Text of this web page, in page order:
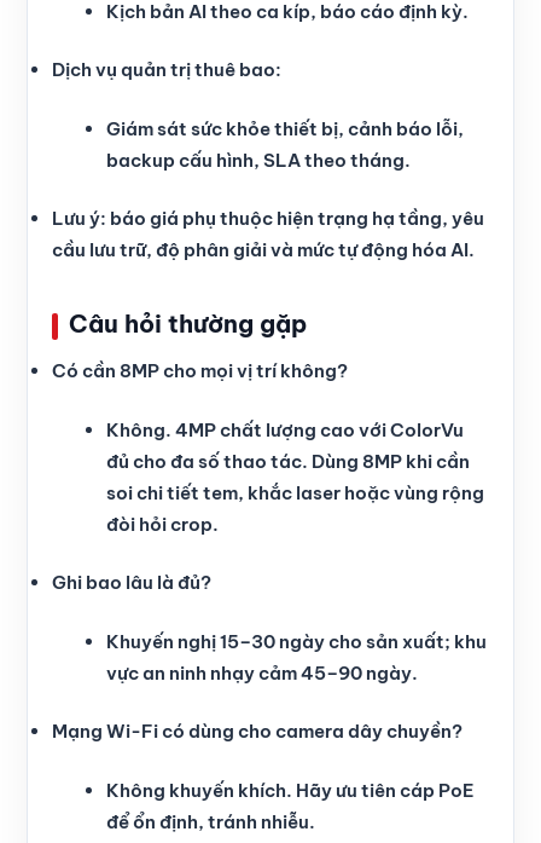
Kịch bản AI theo ca kíp, báo cáo định kỳ.
Dịch vụ quản trị thuê bao:
Giám sát sức khỏe thiết bị, cảnh báo lỗi,
backup cấu hình, SLA theo tháng.
Lưu ý: báo giá phụ thuộc hiện trạng hạ tầng, yêu
cầu lưu trữ, độ phân giải và mức tự động hóa AI.
Câu hỏi thường gặp
Có cần 8MP cho mọi vị trí không?
Không. 4MP chất lượng cao với ColorVu
đủ cho đa số thao tác. Dùng 8MP khi cần
soi chi tiết tem, khắc laser hoặc vùng rộng
đòi hỏi crop.
Ghi bao lâu là đủ?
Khuyến nghị 15–30 ngày cho sản xuất; khu
vực an ninh nhạy cảm 45–90 ngày.
Mạng Wi-Fi có dùng cho camera dây chuyền?
Không khuyến khích. Hãy ưu tiên cáp PoE
để ổn định, tránh nhiễu.